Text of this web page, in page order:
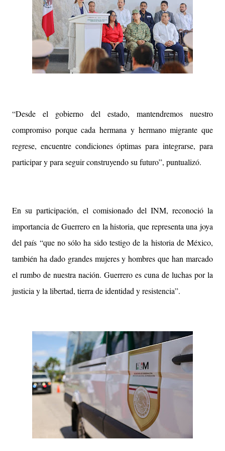
“Desde el gobierno del estado, mantendremos nuestro
compromiso porque cada hermana y hermano migrante que
regrese, encuentre condiciones óptimas para integrarse, para
participar y para seguir construyendo su futuro”, puntualizó.
En su participación, el comisionado del INM, reconoció la
importancia de Guerrero en la historia, que representa una joya
del país “que no sólo ha sido testigo de la historia de México,
también ha dado grandes mujeres y hombres que han marcado
el rumbo de nuestra nación. Guerrero es cuna de luchas por la
justicia y la libertad, tierra de identidad y resistencia”.